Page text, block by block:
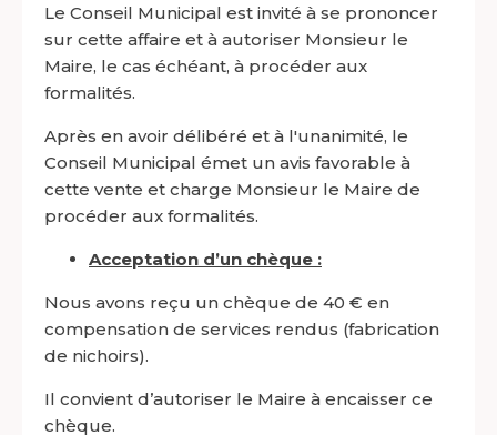
Le Conseil Municipal est invité à se prononcer
sur cette affaire et à autoriser Monsieur le
Maire, le cas échéant, à procéder aux
formalités.
Après en avoir délibéré et à l'unanimité, le
Conseil Municipal émet un avis favorable à
cette vente et charge Monsieur le Maire de
procéder aux formalités.
Acceptation d’un chèque :
Nous avons reçu un chèque de 40 € en
compensation de services rendus (fabrication
de nichoirs).
Il convient d’autoriser le Maire à encaisser ce
chèque.